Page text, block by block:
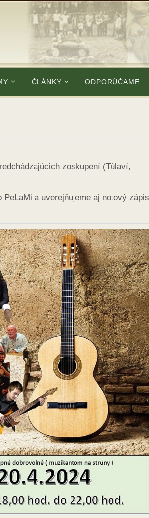
ČLÁNKY ODPORÚČAME
zoskupení (Túlaví,
a uverejňujeme aj notový zápis